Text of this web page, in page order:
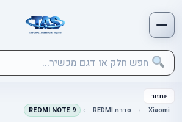
חזור
Xiaomi
סדרת REDMI REDMI NOTE 9